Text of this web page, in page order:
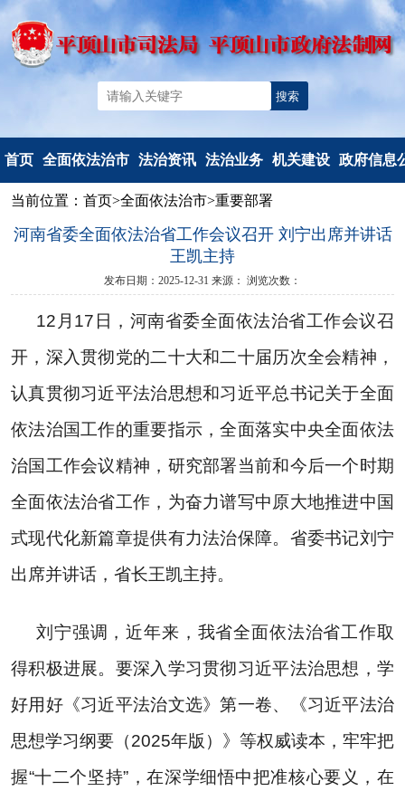
首页 全面依法治市
重要部署
法治调研督察
法治资讯
工作动态
法治业务
设
人民调解
人民监督和
司法鉴定
行政执法监
规范性文件
管理
党政机关法
治理
仲裁工作
法律援助
格考试
查询服务
机关建设
文明创建
政府信息
信息公开
度报告
依申请公
法定主动公
容
当前位置： 首页>全面依法治市>重要部署
河南省委全面依法治省工作会议召开 刘宁出席并讲话
王凯主持
发布日期：2025-12-31 来源： 浏览次数：
12 月 17 日，河南省委全面依法治省工作会议召
开，深入贯彻党的二十大和二十届历次全会精神，
认真贯彻习近平法治思想和习近平总书记关于全面
依法治国工作的重要指示，全面落实中央全面依法
治国工作会议精神，研究部署当前和今后一个时期
全面依法治省工作，为奋力谱写中原大地推进中国
式现代化新篇章提供有力法治保障。省委书记刘宁
出席并讲话，省长王凯主持。
刘宁强调，近年来，我省全面依法治省工作取
得积极进展。要深入学习贯彻习近平法治思想，学
好用好《习近平法治文选》第一卷、《习近平法治
思想学习纲要（2025年版）》等权威读本，牢牢把
握“十二个坚持” ，在深学细悟中把准核心要义，在